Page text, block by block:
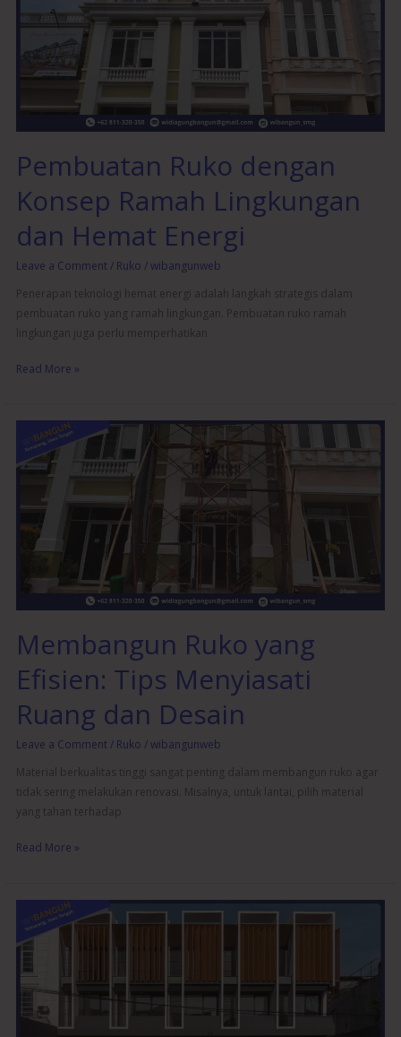
Pembuatan Ruko dengan
Konsep Ramah Lingkungan
dan Hemat Energi
Leave a Comment / Ruko /wibangunweb
Penerapan teknologi hemat energi adalah langkah strategis dalam
pembuatan ruko yang ramah lingkungan. Pembuatan ruko ramah
lingkungan juga perlu memperhatikan
Konsep
Ramah
Lingkungan
Energi
Read More »
Membangun Ruko yang
Efisien: Tips Menyiasati
Ruang dan Desain
Leave a Comment / Ruko /wibangunweb
Material berkualitas tinggi sangat penting dalam membangun ruko agar
tidak sering melakukan renovasi. Misalnya, untuk lantai, pilih material
yang tahan terhadap
Membangun
Ruko
yang
Menyiasati
Ruang
Read More »
Desain
Ruko
Cocok
untuk
Berbagai